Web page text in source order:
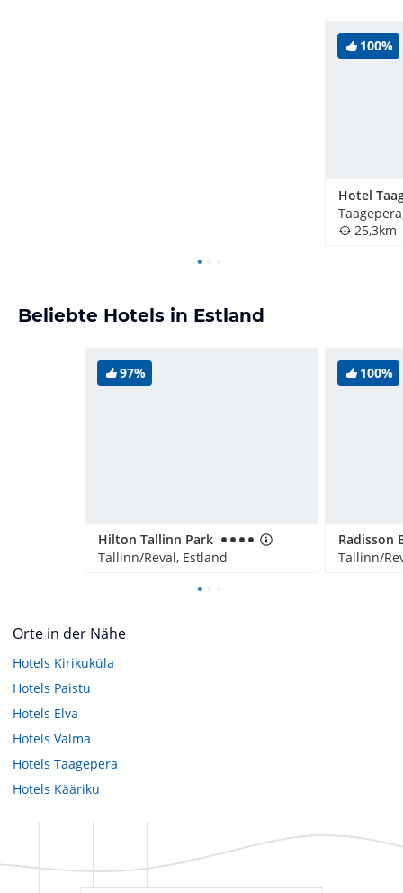
100%
25,3km
Beliebte Hotels in Estland
97%
Hilton Tallinn Park
Tallinn/Reval, Estland
100%
Tallinn/
Orte in der Nähe
Hotels Kirikuküla
Hotels Paistu
Hotels Elva
Hotels Valma
Hotels Taagepera
Hotels Kääriku